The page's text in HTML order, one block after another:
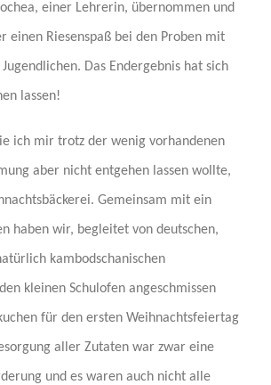
einer Lehrerin, übernommen und
einen Riesenspaß bei den Proben mit
Das Endergebnis hat sich
lassen!
ich mir trotz der wenig vorhandenen
aber nicht entgehen lassen wollte,
Gemeinsam mit ein
haben wir, begleitet von deutschen,
kambodschanischen
kleinen Schulofen angeschmissen
für den ersten Weihnachtsfeiertag
aller Zutaten war zwar eine
und es waren auch nicht alle